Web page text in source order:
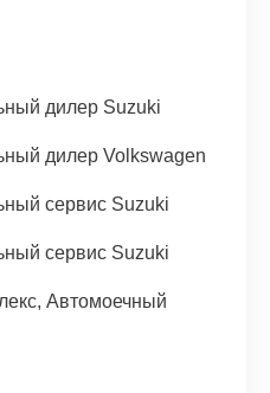
дилер Suzuki
дилер Volkswagen
сервис Suzuki
сервис Suzuki
Автомоечный